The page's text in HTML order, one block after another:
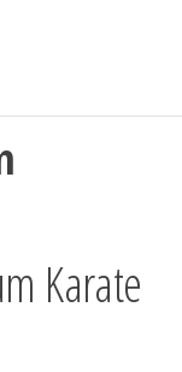
Karate